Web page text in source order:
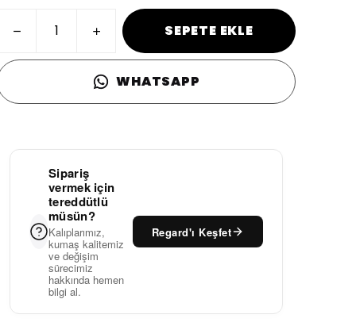
SEPETE EKLE
WHATSAPP
Sipariş
vermek için
tereddütlü
müsün?
Kalıplarımız,
kumaş kalitemiz
ve değişim
sürecimiz
hakkında hemen
bilgi al.
Regard'ı Keşfet